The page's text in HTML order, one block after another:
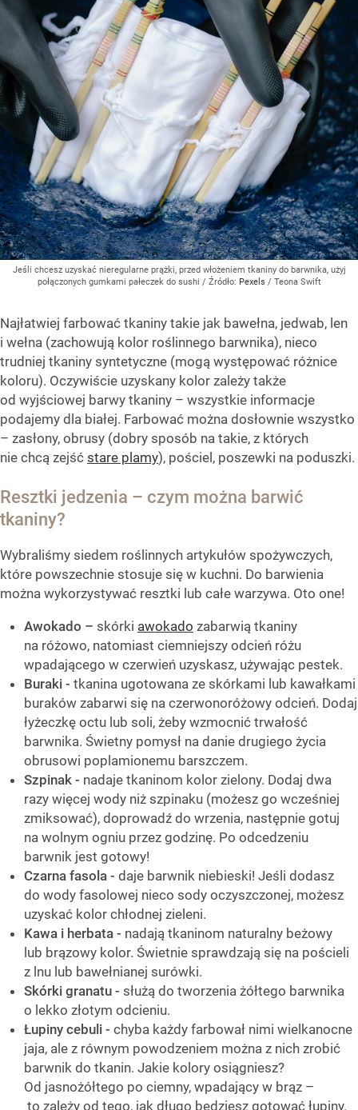
Jeśli chcesz uzyskać nieregularne prążki, przed włożeniem tkaniny do barwnika, użyj
połączonych gumkami pałeczek do sushi / Źródło: Pexels / Teona Swift
Najłatwiej farbować tkaniny takie jak bawełna, jedwab, len
i wełna (zachowują kolor roślinnego barwnika), nieco
trudniej tkaniny syntetyczne (mogą występować różnice
koloru). Oczywiście uzyskany kolor zależy także
od wyjściowej barwy tkaniny – wszystkie informacje
podajemy dla białej. Farbować można dosłownie wszystko
– zasłony, obrusy (dobry sposób na takie, z których
nie chcą zejść stare plamy), pościel, poszewki na poduszki.
Resztki jedzenia – czym można barwić
tkaniny?
Wybraliśmy siedem roślinnych artykułów spożywczych,
które powszechnie stosuje się w kuchni. Do barwienia
można wykorzystywać resztki lub całe warzywa. Oto one!
Awokado – skórki awokado zabarwią tkaniny
na różowo, natomiast ciemniejszy odcień różu
wpadającego w czerwień uzyskasz, używając pestek.
Buraki - tkanina ugotowana ze skórkami lub kawałkami
buraków zabarwi się na czerwonoróżowy odcień. Dodaj
łyżeczkę octu lub soli, żeby wzmocnić trwałość
barwnika. Świetny pomysł na danie drugiego życia
obrusowi poplamionemu barszczem.
Szpinak - nadaje tkaninom kolor zielony. Dodaj dwa
razy więcej wody niż szpinaku (możesz go wcześniej
zmiksować), doprowadź do wrzenia, następnie gotuj
na wolnym ogniu przez godzinę. Po odcedzeniu
barwnik jest gotowy!
Czarna fasola - daje barwnik niebieski! Jeśli dodasz
do wody fasolowej nieco sody oczyszczonej, możesz
uzyskać kolor chłodnej zieleni.
Kawa i herbata - nadają tkaninom naturalny beżowy
lub brązowy kolor. Świetnie sprawdzają się na pościeli
z lnu lub bawełnianej surówki.
Skórki granatu - służą do tworzenia żółtego barwnika
o lekko złotym odcieniu.
Łupiny cebuli - chyba każdy farbował nimi wielkanocne
jaja, ale z równym powodzeniem można z nich zrobić
barwnik do tkanin. Jakie kolory osiągniesz?
Od jasnożółtego po ciemny, wpadający w brąz –
to zależy od tego, jak długo będziesz gotować łupiny.